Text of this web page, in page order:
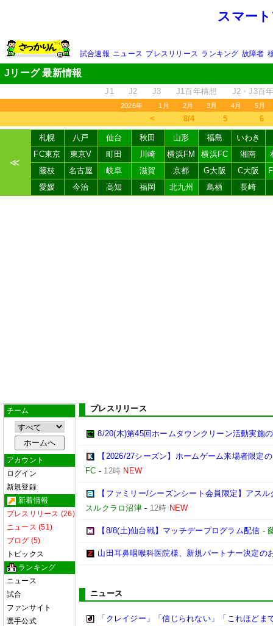
スマー
試合速報 ニュース プレスリリース ランキング 故障者
Jリーグ 最新情報
J1 J2 J3 J1百年構想 J2・J3百
2026年 1月 2月 3月 4月 5月
＜ 8/4 5 6
≪
札幌 八戸 仙台 秋田 山形 福島
いわき
FC東京
東京V 町田 川崎 横浜FM 横浜FC 湘南
藤枝
名古屋 岐阜 滋賀 京都 G大阪 C大阪
愛媛
今治 高知 福岡 北九州 鳥栖 長崎
チーム
アカウント
ログイン
新規登録
新着情報
プレスリリース (26)
ニュース (51)
ブログ (5)
トピックス
ランキング
ニュース
試合
ファンサイト
選手公式
プレスリリース
8/20(木)第45回ホームタウンクリーン活動実施
【2026/27シーズン】ホームゲーム来場者限定
FC - 12時 NEW
【ファミリー/シーズンシート会員限定】アス
スルクラロ沼津- 12時 NEW
【8/8(土)仙台戦】マッチデープログラム配信 -
山田耳鼻咽喉科医院様、新規パートナー決定の
ニュース
「クレイジー」「信じられない」「これほど